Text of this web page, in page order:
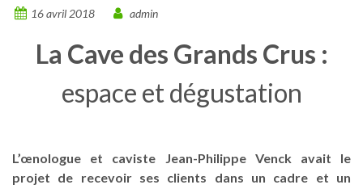
16 avril 2018 admin
La Cave des Grands Crus :
espace et dégustation
L’œnologue et caviste Jean-Philippe Venck avait le
projet de recevoir ses clients dans un cadre et un